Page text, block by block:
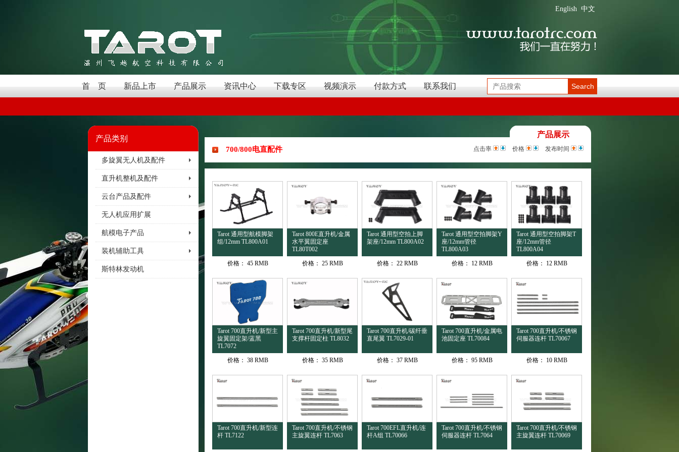
中文
English
首 页 新品上市 产品展示 资讯中心 下载专区 视频演示 付款方式 联系我们 Search
产品类别
多旋翼无人机及配件
直升机整机及配件
云台产品及配件
无人机应用扩展
航模电子产品
装机辅助工具
斯特林发动机
产品展示
700/800电直配件 点击率 价格 发布时间
Tarot 通用型航模脚架
组/12mm TL800A01
价格： 45 RMB
Tarot 800E直升机/金属
水平翼固定座
TL80T002
价格： 25 RMB
Tarot 通用型空拍上脚
架座/12mm TL800A02
价格： 22 RMB
Tarot 通用型空拍脚架Y
座/12mm管径
TL800A03
价格：
12 RMB
Tarot 通用型空拍脚架T
座/12mm管径
TL800A04
价格：
12 RMB
Tarot 700直升机/新型主
旋翼固定架/蓝黑
TL7072
价格： 38 RMB
Tarot 700直升机/新型尾
支撑杆固定柱 TL8032
价格： 35 RMB
Tarot 700直升机/碳纤垂
直尾翼 TL7029-01
价格： 37 RMB
Tarot 700直升机/金属电
池固定座 TL70084
价格： 95 RMB
Tarot 700直升机/不锈钢
伺服器连杆 TL70067
价格： 10 RMB
Tarot 700直升机/新型连
杆 TL7122
Tarot 700直升机/不锈钢
主旋翼连杆 TL7063
Tarot 700EFL直升机/连
杆A组 TL70066
Tarot 700直升机/不锈钢
伺服器连杆 TL7064
Tarot 700直升机/不锈钢
主旋翼连杆 TL70069